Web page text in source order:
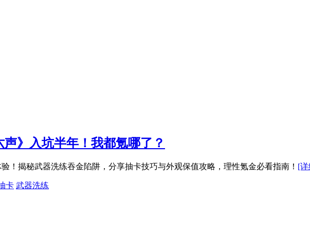
》入坑半年！我都氪哪了？
！揭秘武器洗练吞金陷阱，分享抽卡技巧与外观保值攻略，理性氪金必看指南！ [
卡 武器洗练